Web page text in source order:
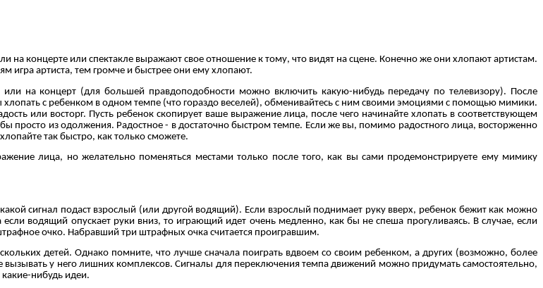
на концерте или спектакле выражают свое отношение к тому, что видят на сцене. Конечно же они хлопают артистам.
игра артиста, тем громче и быстрее они ему хлопают.
на концерт (для большей правдоподобности можно включить какую-нибудь передачу по телевизору). После
хлопать с ребенком в одном темпе (что гораздо веселей), обменивайтесь с ним своими эмоциями с помощью мимики.
или восторг. Пусть ребенок скопирует ваше выражение лица, после чего начинайте хлопать в соответствующем
из одолжения. Радостное - в достаточно быстром темпе. Если же вы, помимо радостного лица, восторженно
так быстро, как только сможете.
лица, но желательно поменяться местами только после того, как вы сами продемонстрируете ему мимику
сигнал подаст взрослый (или другой водящий). Если взрослый поднимает руку вверх, ребенок бежит как можно
водящий опускает руки вниз, то играющий идет очень медленно, как бы не спеша прогуливаясь. В случае, если
очко. Набравший три штрафных очка считается проигравшим.
детей. Однако помните, что лучше сначала поиграть вдвоем со своим ребенком, а других (возможно, более
вызывать у него лишних комплексов. Сигналы для переключения темпа движений можно придумать самостоятельно,
нибудь идеи.